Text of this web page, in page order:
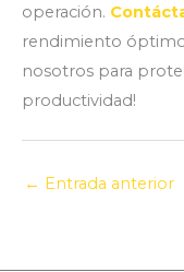
operación.
rendimiento óptimo
nosotros para
productividad!
← Entrada anterior